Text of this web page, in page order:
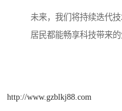
未来，我们将持续迭代
居民都能畅享科技带来的
http://www.gzblkj88.com